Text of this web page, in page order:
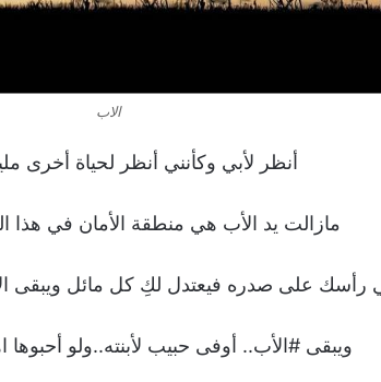
الاب
أنظر لأبي وكأنني أنظر لحياة أخرى
مازالت يد الأب هي منطقة الأمان في هذا
رأسك على صدره فيعتدل لكِ كل مائل ويبقى
ويبقى #الأب.. أوفى حبيب لأبنته..ولو